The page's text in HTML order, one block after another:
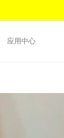
应用中心